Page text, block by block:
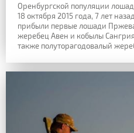
Оренбургской популяции
18 октября 2015 года, 7 лет
прибыли первые лошади
жеребец Авен и кобылы
также полуторагодовалый